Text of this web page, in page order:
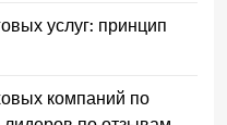
услуг: принцип
компаний по